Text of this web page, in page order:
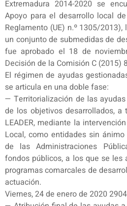
Extremadura 2014-2020 se
Apoyo para el desarrollo local
Reglamento (UE) n.º 1305/
un conjunto de submedidas de
fue aprobado el 18 de
Decisión de la Comisión C (2015)
El régimen de ayudas
se articula en una doble fase:
— Territorialización de las
de los objetivos desarrollados,
LEADER, mediante la
Local, como entidades sin
de las Administraciones
fondos públicos, a los que se
programas comarcales de
actuación.
Viernes, 24 de enero de 2020